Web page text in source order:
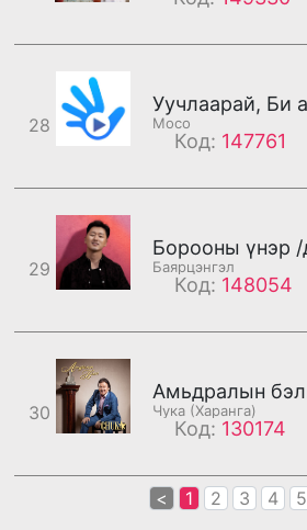
28 Moco
Код: 147761
29 Баярцэнгэл
Код: 148054
30 Чука (Харанга)
Код: 130174
< 1 2 3 4 5